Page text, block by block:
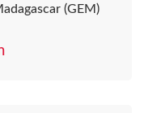
(GEM)